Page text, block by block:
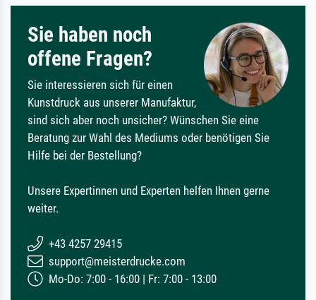
Sie haben noch
offene Fragen?
Sie interessieren sich für einen
Kunstdruck aus unserer Manufaktur,
sind sich aber noch unsicher? Wünschen Sie eine
Beratung zur Wahl des Mediums oder benötigen Sie
Hilfe bei der Bestellung?
Unsere Expertinnen und Experten helfen Ihnen gerne
weiter.
+43 4257 29415
support@meisterdrucke.com
Mo-Do: 7:00 - 16:00 | Fr: 7:00 - 13:00